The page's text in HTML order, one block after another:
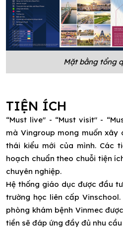
Mặt bằng tổng
TIỆN ÍCH
“Must live" - “Must visit" -
mà Vingroup mong muốn xây
thái kiểu mới của mình. Các
hoạch chuẩn theo chuỗi tiện
chuyên nghiệp.
Hệ thống giáo dục được đầu
trường học liên cấp
phòng khám bệnh Vinmec
tiền sẽ đáp ứng đầy đủ nhu